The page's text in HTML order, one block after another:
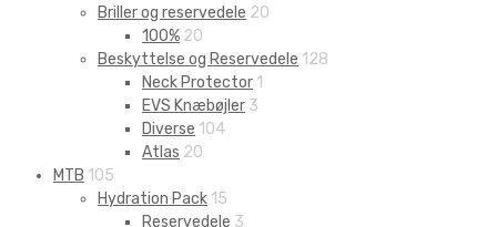
Briller og reservedele 20
100% 20
Beskyttelse og Reservedele 128
Neck Protector 1
EVS Knæbøjler 3
Diverse 104
Atlas 20
MTB 105
Hydration Pack 15
Reservedele 3